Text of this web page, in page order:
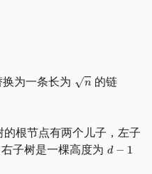
为一条长为
的链
的根节点有两个儿子，左子
子树是一棵高度为